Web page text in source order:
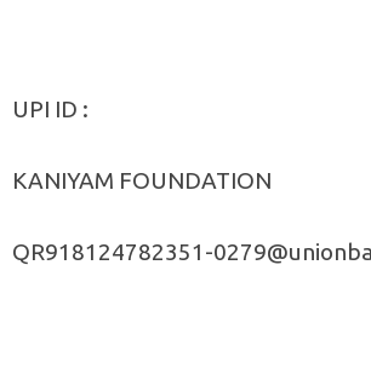
UPI ID :
KANIYAM FOUNDATION
QR918124782351-